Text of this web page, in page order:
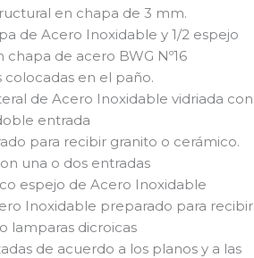
en chapa de 3 mm.
de Acero Inoxidable y 1/2 espejo
chapa de acero BWG Nº16
colocadas en el paño.
de Acero Inoxidable vidriada con
entrada
para recibir granito o cerámico.
una o dos entradas
espejo de Acero Inoxidable
Inoxidable preparado para recibir
lamparas dicroicas
de acuerdo a los planos y a las